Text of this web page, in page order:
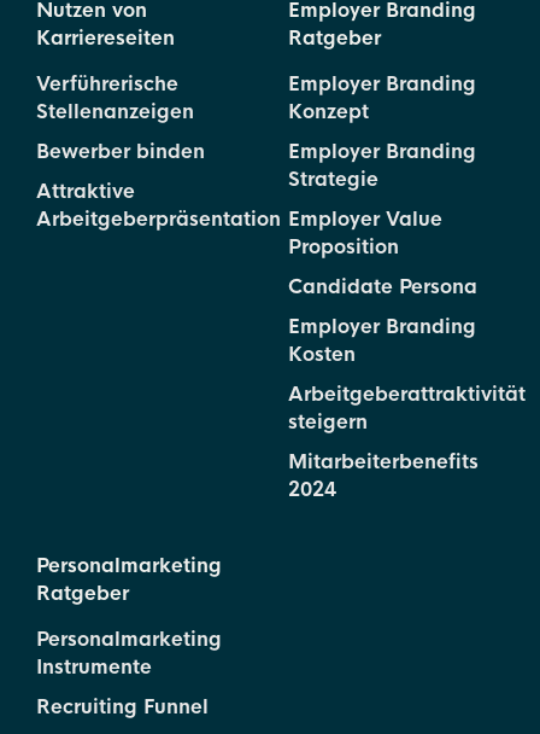
Nutzen von
Karriereseiten
Verführerische
Stellenanzeigen
Bewerber binden
Attraktive
Arbeitgeberpräsentation
Employer Branding
Ratgeber
Employer Branding
Konzept
Employer Branding
Strategie
Employer Value
Proposition
Candidate Persona
Employer Branding
Kosten
Arbeitgeberattraktivität
steigern
Mitarbeiterbenefits
2024
Personalmarketing
Ratgeber
Personalmarketing
Instrumente
Recruiting Funnel